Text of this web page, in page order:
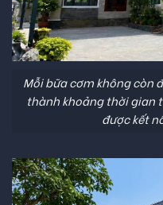
Mỗi bữa cơm không còn
thành khoảng thời gian
được kết